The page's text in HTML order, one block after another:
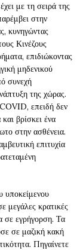
με τη σειρά της
στην
κυνηγώντας
Κινέζους
επιδιώκοντας
μηδενικού
συνεχή
της χώρας.
επειδή δεν
βρίσκει ένα
στην ασθένεια.
επιτυχία
υποκείμενου
μεγάλες κρατικές
σε εγρήγορση. Τα
σε μαζική κακή
Πηγαίνετε